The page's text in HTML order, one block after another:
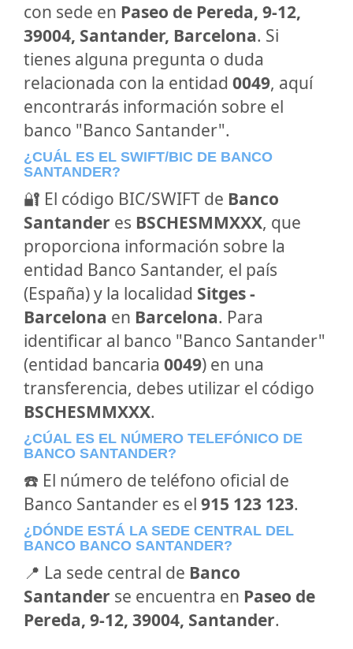
con sede en Paseo de Pereda, 9-12,
39004, Santander, Barcelona. Si
tienes alguna pregunta o duda
relacionada con la entidad 0049, aquí
encontrarás información sobre el
banco "Banco Santander".
¿CUÁL ES EL SWIFT/BIC DE BANCO
SANTANDER?
🔐 El código BIC/SWIFT de Banco
Santander es BSCHESMMXXX, que
proporciona información sobre la
entidad Banco Santander, el país
(España) y la localidad Sitges -
Barcelona en Barcelona. Para
identificar al banco "Banco Santander"
(entidad bancaria 0049) en una
transferencia, debes utilizar el código
BSCHESMMXXX.
¿CÚAL ES EL NÚMERO TELEFÓNICO DE
BANCO SANTANDER?
☎️ El número de teléfono oficial de
Banco Santander es el 915 123 123.
¿DÓNDE ESTÁ LA SEDE CENTRAL DEL
BANCO BANCO SANTANDER?
📍 La sede central de Banco
Santander se encuentra en Paseo de
Pereda, 9-12, 39004, Santander.